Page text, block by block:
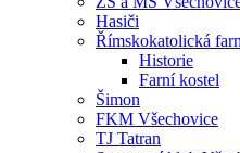
Hasiči
Římskokatolická
Historie
Farní kostel
Šimon
FKM Všechovice
TJ Tatran